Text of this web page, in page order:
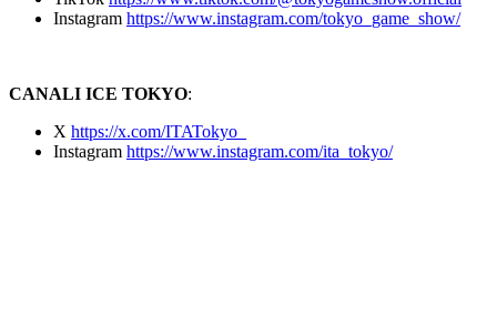
Instagram https://www.instagram.com/tokyo_game_show/
CANALI ICE TOKYO:
X https://x.com/ITATokyo_
Instagram https://www.instagram.com/ita_tokyo/